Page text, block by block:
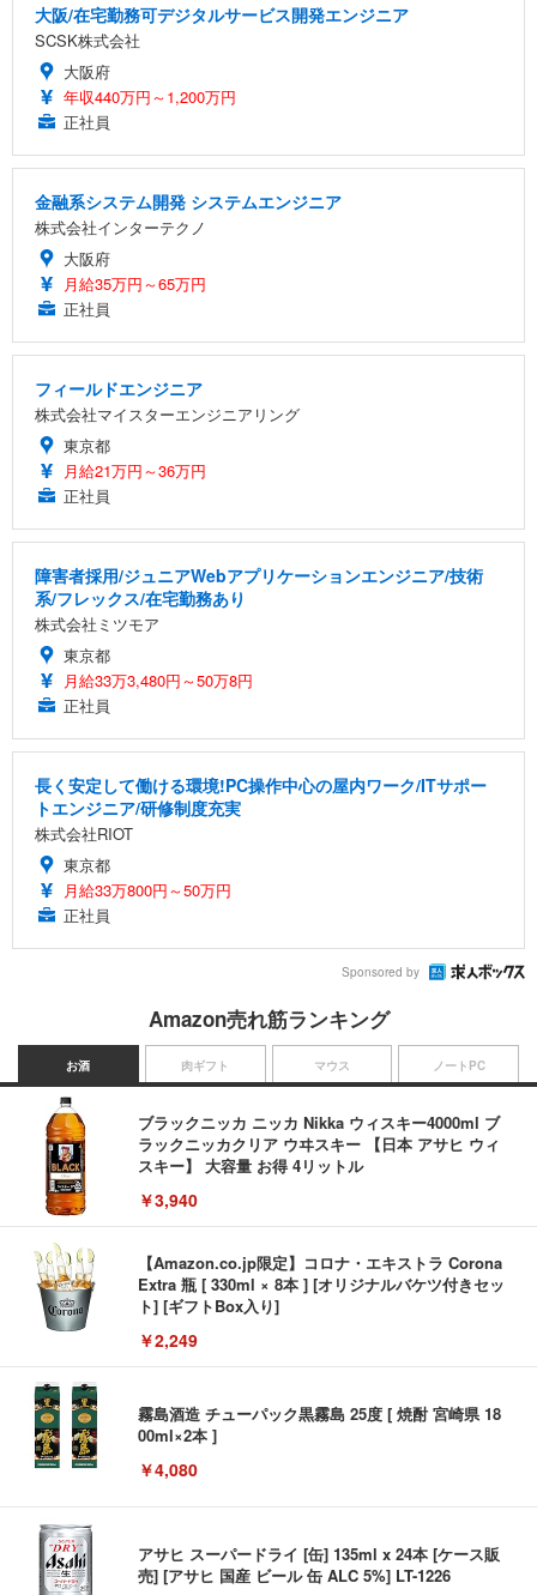
大阪/在宅勤務可デジタルサービス開発エンジニア
SCSK株式会社
大阪府
年収440万円～1,200万円
正社員
金融系システム開発 システムエンジニア
株式会社インターテクノ
大阪府
月給35万円～65万円
正社員
フィールドエンジニア
株式会社マイスターエンジニアリング
東京都
月給21万円～36万円
正社員
障害者採用/ジュニアWebアプリケーションエンジニア/技術
系/フレックス/在宅勤務あり
株式会社ミツモア
東京都
月給33万3,480円～50万8円
正社員
長く安定して働ける環境!PC操作中心の屋内ワーク/ITサポー
トエンジニア/研修制度充実
株式会社RIOT
東京都
月給33万800円～50万円
正社員
Sponsored by
Amazon売れ筋ランキング
お酒
ブラックニッカ ニッカ Nikka ウィスキー4000ml ブ
ラックニッカクリア ウヰスキー 【日本 アサヒ ウィ
スキー】 大容量 お得 4リットル
￥3,940
【Amazon.co.jp限定】コロナ・エキストラ Corona
Extra 瓶 [ 330ml × 8本 ] [オリジナルバケツ付きセッ
ト] [ギフトBox入り]
￥2,249
霧島酒造 チューパック黒霧島 25度 [ 焼酎 宮崎県 18
00ml×2本 ]
￥4,080
アサヒ スーパードライ [缶] 135ml x 24本 [ケース販
売] [アサヒ 国産 ビール 缶 ALC 5%] LT-1226
肉ギフト マウス ノートPC